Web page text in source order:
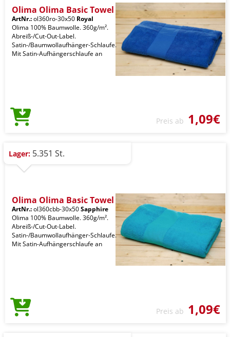
Olima Olima Basic Towel
ArtNr.:ol360ro-30x50 Royal
Olima 100% Baumwolle. 360g/m².
Abreiß-/Cut-Out-Label.
Satin-/Baumwollaufhänger-Schlaufe.
Mit Satin-Aufhängerschlaufe an
Preis ab 1,09€
Lager: 5.351 St.
Olima Olima Basic Towel
ArtNr.:ol360cbb-30x50Sapphire
Olima 100% Baumwolle. 360g/m².
Abreiß-/Cut-Out-Label.
Satin-/Baumwollaufhänger-Schlaufe.
Mit Satin-Aufhängerschlaufe an
Preis ab 1,09€